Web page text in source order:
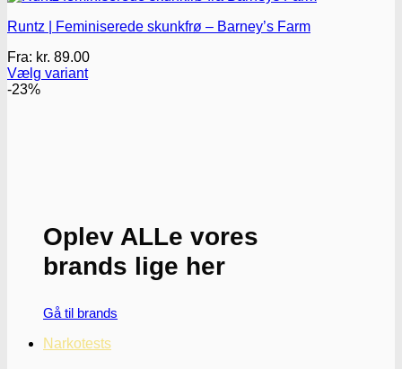
Oplev ALLe vores
brands lige her
Gå til brands
Narkotests
Runtz | Feminiserede skunkfrø – Barney’s Farm
Fra: kr. 89.00
Vælg variant
Dette
varesiden
-23%